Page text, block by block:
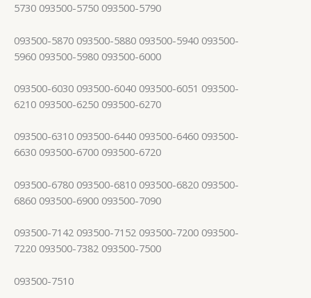
5730 093500-5750 093500-5790
093500-5870 093500-5880 093500-5940 093500-
5960 093500-5980 093500-6000
093500-6030 093500-6040 093500-6051 093500-
6210 093500-6250 093500-6270
093500-6310 093500-6440 093500-6460 093500-
6630 093500-6700 093500-6720
093500-6780 093500-6810 093500-6820 093500-
6860 093500-6900 093500-7090
093500-7142 093500-7152 093500-7200 093500-
7220 093500-7382 093500-7500
093500-7510